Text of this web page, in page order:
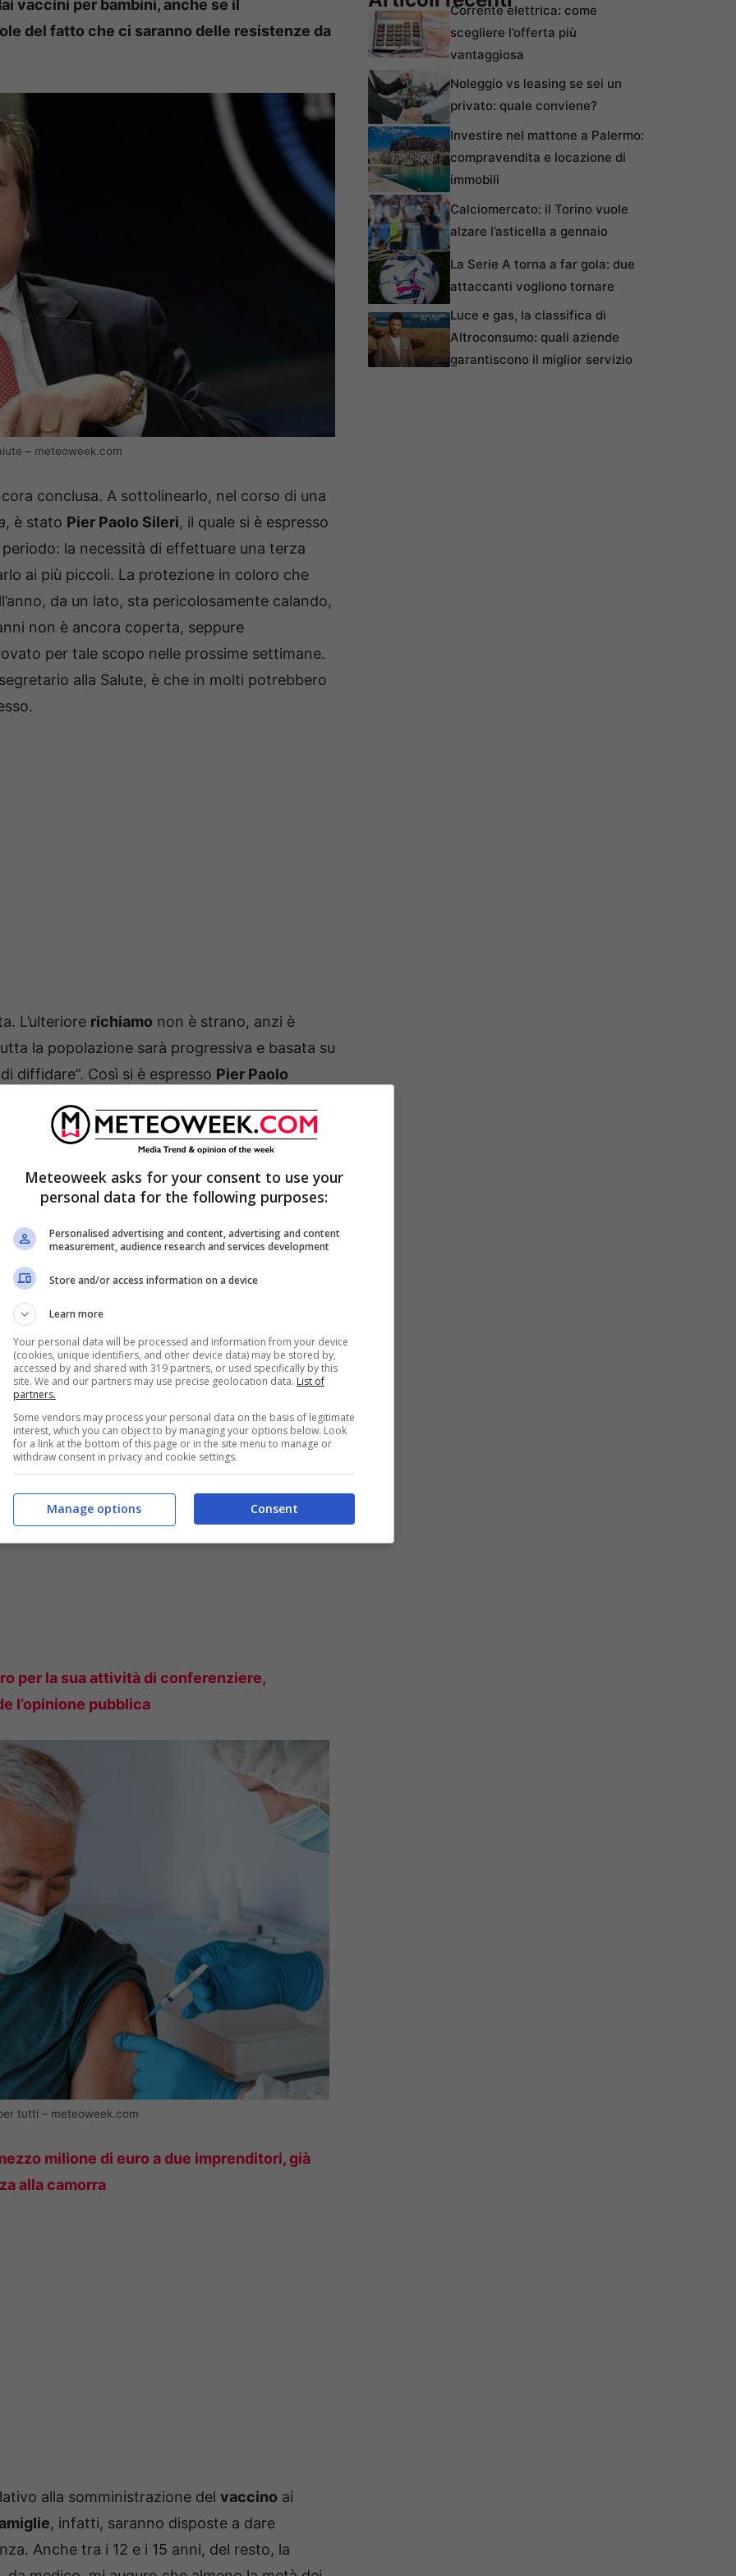
vaccini per bambini, anche se il
del fatto che ci saranno delle resistenze da
– meteoweek.com
conclusa. A sottolinearlo, nel corso di una
, è stato Pier Paolo Sileri, il quale si è espresso
la necessità di effettuare una terza
ai più piccoli. La protezione in coloro che
da un lato, sta pericolosamente calando,
non è ancora coperta, seppure
per tale scopo nelle prossime settimane.
alla Salute, è che in molti potrebbero
L’ulteriore richiamo non è strano, anzi è
la popolazione sarà progressiva e basata su
diffidare”. Così si è espresso Pier Paolo
somministrata a tutta la popolazione nelle
ma ritengo sarà
indispensabile. La platea si
scadenza dei sei mesi dall’avvio della
periodo, d’altronde, inizieranno a scadere
fetta di vaccinati, tanto che – complice
delle feste – il Paese potrebbe presto
positività al
i numeri del contagio, ma non quelli
vaccinati. Certo, a meno di varianti a noi
E a patto che i cittadini si facciano
il sottosegretario alla Salute.
per la sua attività di conferenziere,
l’opinione pubblica
tutti – meteoweek.com
milione di euro a due imprenditori, già
alla camorra
alla somministrazione del vaccino ai
, infatti, saranno disposte a dare
Anche tra i 12 e i 15 anni, del resto, la
Corrente elettrica: come
scegliere l’offerta più
vantaggiosa
Noleggio vs leasing se sei un
privato: quale conviene?
Investire nel mattone a Palermo:
compravendita e locazione di
immobili
Calciomercato: il Torino vuole
alzare l’asticella a gennaio
La Serie A torna a far gola: due
attaccanti vogliono tornare
Luce e gas, la classifica di
Altroconsumo: quali aziende
garantiscono il miglior servizio
Meteoweek asks for your consent to use your
personal data for the following purposes:
Personalised advertising and content, advertising and content
measurement, audience research and services development
Store and/or access information on a device
Learn more
Your personal data will be processed and information from your device
(cookies, unique identifiers, and other device data) may be stored by,
accessed by and shared with 319 partners, or used specifically by this
site. We and our partners may use precise geolocation data. List of
partners.
Some vendors may process your personal data on the basis of legitimate
interest, which you can object to by managing your options below. Look
for a link at the bottom of this page or in the site menu to manage or
withdraw consent in privacy and cookie settings.
Consent
Manage options